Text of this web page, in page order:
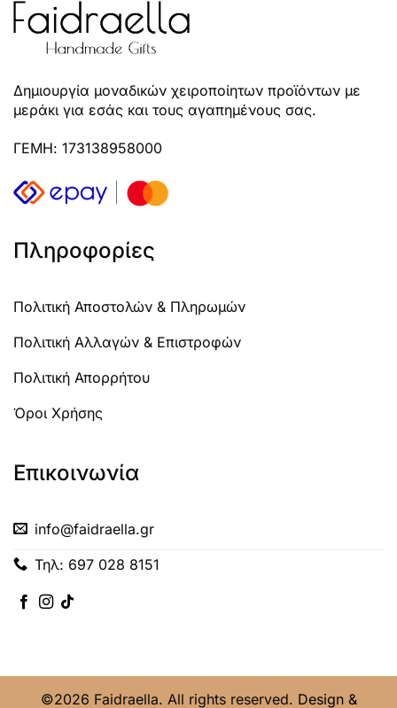
Δημιουργία μοναδικών χειροποίητων προϊόντων με
μεράκι για εσάς και τους αγαπημένους σας.
ΓΕΜΗ: 173138958000
Πληροφορίες
Πολιτική Αποστολών & Πληρωμών
Πολιτική Αλλαγών & Επιστροφών
Πολιτική Απορρήτου
Όροι Χρήσης
Επικοινωνία
info@faidraella.gr
Τηλ: 697 028 8151
©2026 Faidraella. All rights reserved. Design &